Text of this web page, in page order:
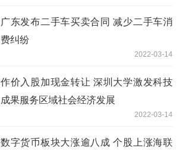
广东发布二手车买卖合同 减少二手车消
费纠纷
2022-03-14
作价入股加现金转让 深圳大学激发科技
成果服务区域社会经济发展
2022-03-14
数字货币板块大涨逾八成 个股上涨海联